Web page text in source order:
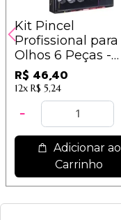
Kit Pincel
Profissional para
Olhos 6 Peças -
WB300
R$ 46,40
12x R$ 5,24
Adicionar ao
Carrinho